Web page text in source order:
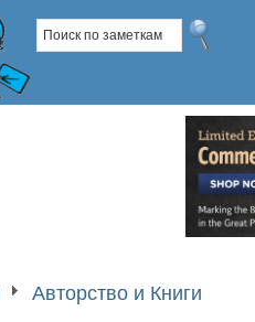
Авторство и Книги